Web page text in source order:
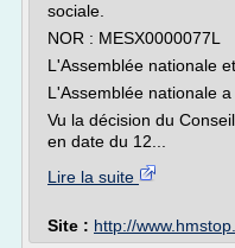
sociale.
NOR : MESX0000077L
L'Assemblée nationale
L'Assemblée nationale a
Vu la décision du
en date du 12...
Lire la suite
Site : http://